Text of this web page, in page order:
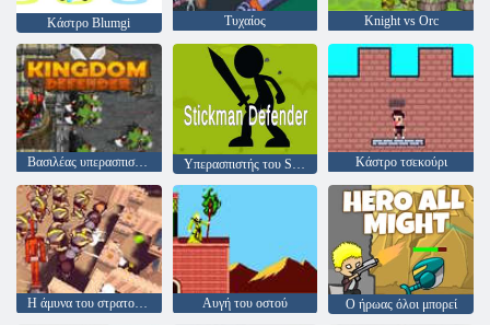
Κάστρο Blumgi Τυχαίος Knight vs Orc
Βασιλέας υπερασπιστής Κάστρο τσεκούρι
Η άμυνα του στρατού αυξάνει τον πόλεμο Αυγή του οστού Ο ήρωας όλοι μπορεί